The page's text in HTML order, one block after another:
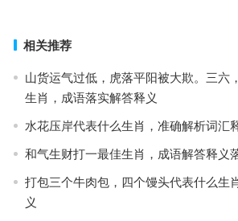
相关推荐
山货运气过低，虎落平阳被大欺。三六
生肖，成语落实解答释义
水花压岸代表什么生肖，准确解析词汇
和气生财打一最佳生肖，成语解答释义
打包三个牛肉包，四个馒头代表什么生
义